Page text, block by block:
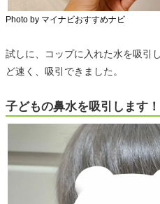
Photo by マイナビおすすめナビ
試しに、コップに入れた水を吸引
ど速く、吸引できました。
子どもの鼻水を吸引します！